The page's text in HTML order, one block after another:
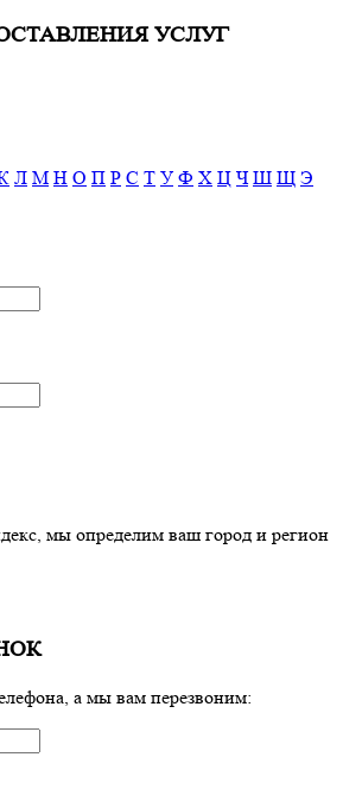
УСЛУГ
Л М Н О П Р С Т У Ф Х Ц Ч Ш Щ Э
мы определим ваш город и регион
а мы вам перезвоним: